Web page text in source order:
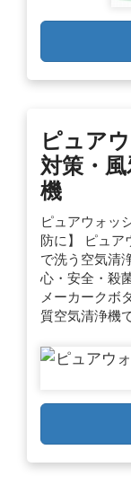
ピュア
対策・
機
ピュアウォッ
防に】 ピュア
で洗う空気清
心・安全・殺
メーカークボ
質空気清浄機で